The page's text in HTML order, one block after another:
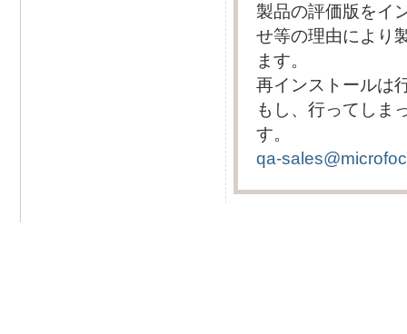
製品の評価版をイ
せ等の理由により
ます。
再インストールは
もし、行ってしま
す。
qa-